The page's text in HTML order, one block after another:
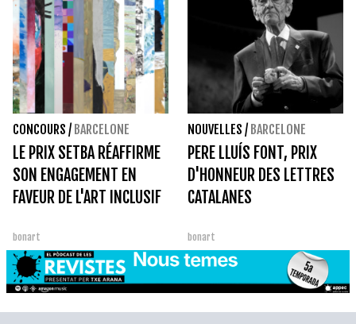
CONCOURS / BARCELONE
LE PRIX SETBA RÉAFFIRME
SON ENGAGEMENT EN
FAVEUR DE L'ART INCLUSIF
bonart
NOUVELLES / BARCELONE
PERE LLUÍS FONT, PRIX
D'HONNEUR DES LETTRES
CATALANES
bonart